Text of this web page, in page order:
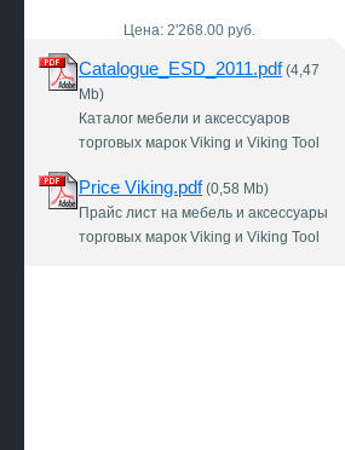
Цена: 2'268.00 руб.
Catalogue_ESD_2011.pdf(4,47
Mb)
Каталог мебели и аксессуаров
торговых марок Viking и Viking Tool
Price Viking.pdf(0,58 Mb)
Прайс лист на мебель и аксессуары
торговых марок Viking и Viking Tool